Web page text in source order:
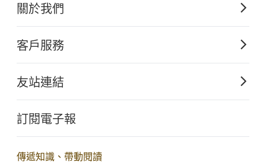
斷創新。1975年創辦《藝術家》雜誌發行至今；並持續出版
藝術相關作品近百種。讓世界藝術深入臺灣，也讓臺灣藝術
走向國際，成就卓然。
050佛光山的美術館——總館
052寶藏館的承襲與革新——美國西來寺西來館
走入人間煙火的都會型美術館——台北道場
台北館
056社區裡的藝文鄰居——屏東講堂屏東館
關於我們
佛光山文化出版的起源
關於文化出版
客戶服務
購書須知
大量團購
查詢訂單
友站連結
佛光山全球資訊網
訂閱電子報
傳遞知識、帶動閱讀